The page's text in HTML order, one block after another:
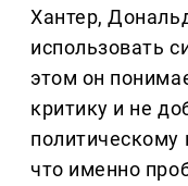
Хантер,
использовать
этом он
критику и не
что именно